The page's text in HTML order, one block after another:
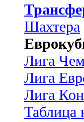
Шахтера
Лига
Лига
Лига